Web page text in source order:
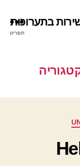
בתערוכות
תפריט